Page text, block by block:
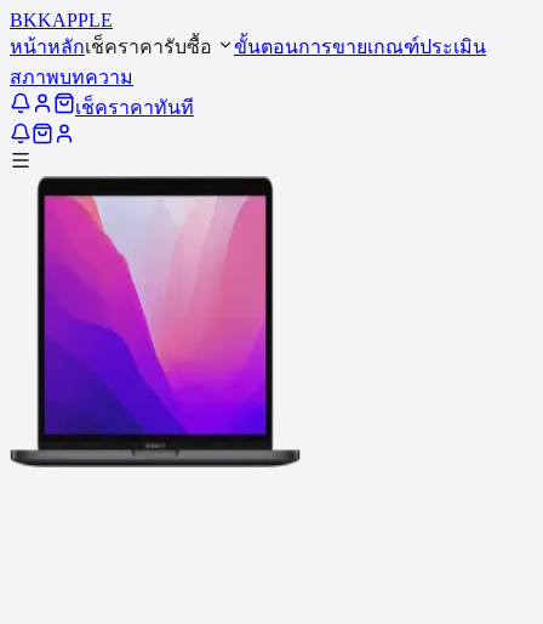
BKKAPPLE
หน้าหลักเช็คราคารับซื้อ ขั้นตอนการขายเกณฑ์ประเมิน
สภาพบทความ
เช็คราคาทันที